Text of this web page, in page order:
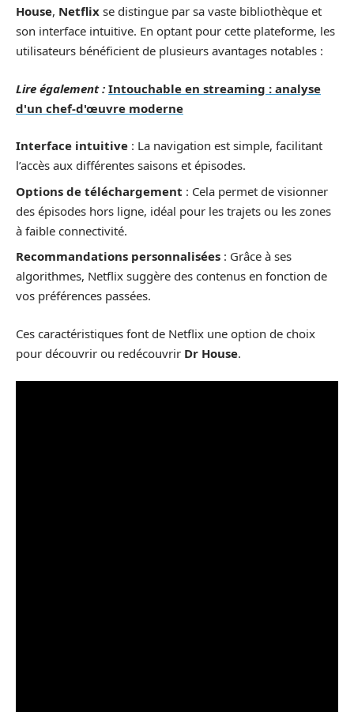
House, Netflix se distingue par sa vaste bibliothèque et
son interface intuitive. En optant pour cette plateforme, les
utilisateurs bénéficient de plusieurs avantages notables :
Lire également : Intouchable en streaming : analyse
d'un chef-d'œuvre moderne
Interface intuitive : La navigation est simple, facilitant
l’accès aux différentes saisons et épisodes.
Options de téléchargement : Cela permet de visionner
des épisodes hors ligne, idéal pour les trajets ou les zones
à faible connectivité.
Recommandations personnalisées : Grâce à ses
algorithmes, Netflix suggère des contenus en fonction de
vos préférences passées.
Ces caractéristiques font de Netflix une option de choix
pour découvrir ou redécouvrir Dr House.